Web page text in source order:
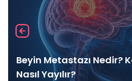
Beyin Metastazı Nedir?
Nasıl Yayılır?